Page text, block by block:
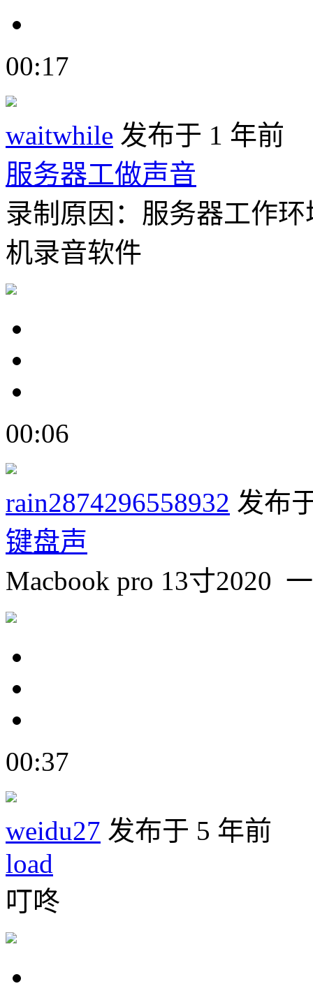
00:17
waitwhile 发布于 1 年前
服务器工做声音
录制原因：服务器工作
机录音软件
00:06
rain2874296558932 发布
键盘声
Macbook pro 13寸2020
00:37
weidu27 发布于 5 年前
load
叮咚